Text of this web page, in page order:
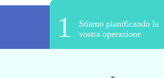
1
Stiamo pianificando la
vostra operazione